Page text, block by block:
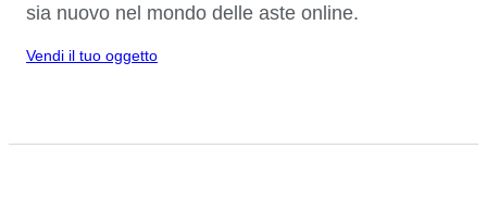
sia nuovo nel mondo delle aste online.
Vendi il tuo oggetto